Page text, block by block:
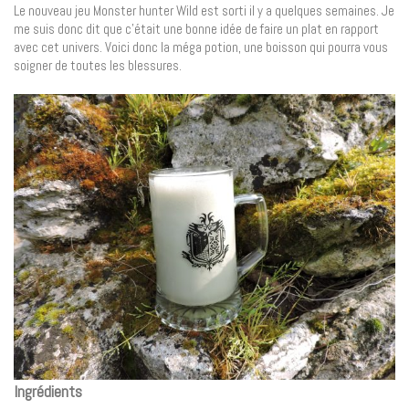
Le nouveau jeu Monster hunter Wild est sorti il y a quelques semaines. Je
me suis donc dit que c’était une bonne idée de faire un plat en rapport
avec cet univers. Voici donc la méga potion, une boisson qui pourra vous
soigner de toutes les blessures.
Ingrédients